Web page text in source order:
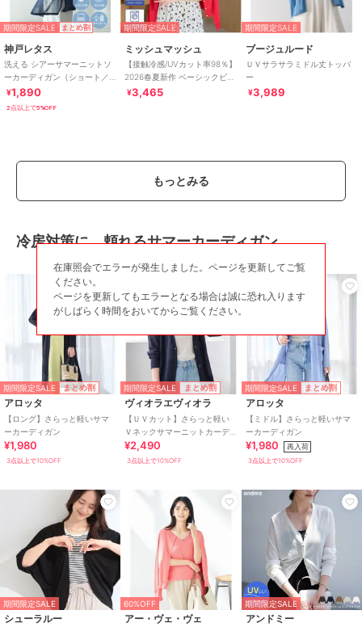
イフスタイル/ ビジネス
ュアル
カーディガン
ニット素材/ポリエステル素材
無地/長袖 UVカット加工/ラ
期間限定SALE まとめ割
神戸レタス
洗える シアーサマーニットソ
ーカーディガン（ショート／
ミディアム／ロング）
[C3703]
¥1,890
2点以上で5%OFF
期間限定SALE
ミッシュマッシュ
【接触冷感/UVカット率98％】
2026春夏新作 ベーシックビジ
ュー釦カーディガン
¥3,465
期間限定SALE
ブージュルード
ＵＶサラサラミドル丈トッパ
ー
¥3,989
もっとみる
冷房対策に、頼れるサマーカーディガン
期間限定SALE まとめ割
アロッタ
【ロング】さらっと軽いサマ
ーカーディガン
¥1,980
3点以上で10%OFF
期間限定SALE まとめ割
ヴィオラエヴィオラ
【ＵＶカット】さらっと軽い
Ｖネックサマーニットカーデ
ィガン
¥2,490
3点以上で10%OFF
期間限定SALE まとめ割
アロッタ
【ミドル】さらっと軽いサマ
ーカーディガン
¥1,980 再入荷
3点以上で10%OFF
期間限定SALE
シューラルー
60%OFF
アー・ヴェ・ヴェ
期間限定SALE
アンドミー
在庫照会でエラーが発生しました。ページを更新してご覧
ください。
ページを更新してもエラーとなる場合は誠に恐れ入ります
がしばらく時間をおいてからご覧ください。